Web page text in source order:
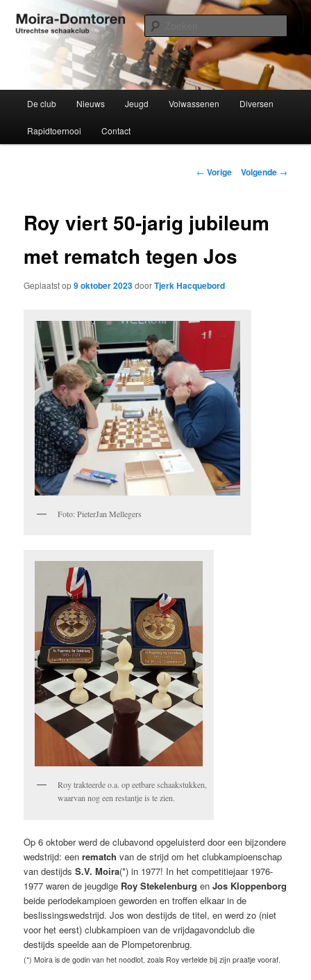
naar
Moira-Domtoren
Utrechtse schaakclub opgericht 1934
De club Nieuws Jeugd Volwassenen Diversen
Rapidtoernooi Contact
Bericht
← Vorige Volgende →
Roy viert 50-jarig jubileum
met rematch tegen Jos
Geplaatst op9 oktober 2023doorTjerk Hacquebord
Foto: PieterJan Mellegers
Roy trakteerde o.a. op eetbare schaakstukken,
waarvan nog een restantje is te zien.
Op 6 oktober werd de clubavond opgeluisterd door een bijzondere
wedstrijd: eenrematch van de strijd om het clubkampioenschap
van destijdsS.V. Moira(*) in 1977! In het competitiejaar 1976-
1977 waren de jeugdige Roy Stekelenburg enJos Kloppenborg
beide periodekampioen geworden en troffen elkaar in de
beslissingswedstrijd. Jos won destijds de titel, en werd zo (niet
voor het eerst) clubkampioen van de vrijdagavondclub die
destijds speelde aan de Plompetorenbrug.
(*) Moira is de godin van het noodlot, zoals Roy vertelde bij zijn praatje vooraf.